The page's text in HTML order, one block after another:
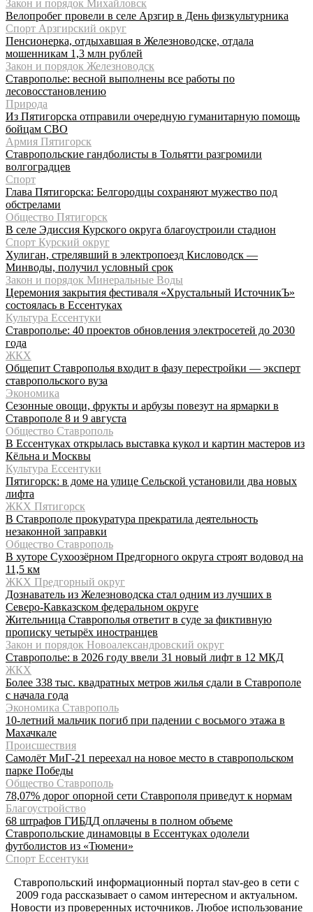
Закон и порядок Михайловск
Велопробег провели в селе Арзгир в День физкультурника
Спорт Арзгирский округ
Пенсионерка, отдыхавшая в Железноводске, отдала
мошенникам 1,3 млн рублей
Закон и порядок Железноводск
Ставрополье: весной выполнены все работы по
лесовосстановлению
Природа
Из Пятигорска отправили очередную гуманитарную помощь
бойцам СВО
Армия Пятигорск
Ставропольские гандболисты в Тольятти разгромили
волгоградцев
Спорт
Глава Пятигорска: Белгородцы сохраняют мужество под
обстрелами
Общество Пятигорск
В селе Эдиссия Курского округа благоустроили стадион
Спорт Курский округ
Хулиган, стрелявший в электропоезд Кисловодск —
Минводы, получил условный срок
Закон и порядок Минеральные Воды
Церемония закрытия фестиваля «Хрустальный ИсточникЪ»
состоялась в Ессентуках
Культура Ессентуки
Ставрополье: 40 проектов обновления электросетей до 2030
года
ЖКХ
Общепит Ставрополья входит в фазу перестройки — эксперт
ставропольского вуза
Экономика
Сезонные овощи, фрукты и арбузы повезут на ярмарки в
Ставрополе 8 и 9 августа
Общество Ставрополь
В Ессентуках открылась выставка кукол и картин мастеров из
Кёльна и Москвы
Культура Ессентуки
Пятигорск: в доме на улице Сельской установили два новых
лифта
ЖКХ Пятигорск
В Ставрополе прокуратура прекратила деятельность
незаконной заправки
Общество Ставрополь
В хуторе Сухоозёрном Предгорного округа строят водовод на
11,5 км
ЖКХ Предгорный округ
Дознаватель из Железноводска стал одним из лучших в
Северо-Кавказском федеральном округе
Жительница Ставрополья ответит в суде за фиктивную
прописку четырёх иностранцев
Закон и порядок Новоалександровский округ
Ставрополье: в 2026 году ввели 31 новый лифт в 12 МКД
ЖКХ
Более 338 тыс. квадратных метров жилья сдали в Ставрополе
с начала года
Экономика Ставрополь
10-летний мальчик погиб при падении с восьмого этажа в
Махачкале
Происшествия
Самолёт МиГ-21 переехал на новое место в ставропольском
парке Победы
Общество Ставрополь
78,07% дорог опорной сети Ставрополя приведут к нормам
Благоустройство
68 штрафов ГИБДД оплачены в полном объеме
Ставропольские динамовцы в Ессентуках одолели
футболистов из «Тюмени»
Спорт Ессентуки
Ставропольский информационный портал stav-geo в сети с
2009 года рассказывает о самом интересном и актуальном.
Новости из проверенных источников. Любое использование